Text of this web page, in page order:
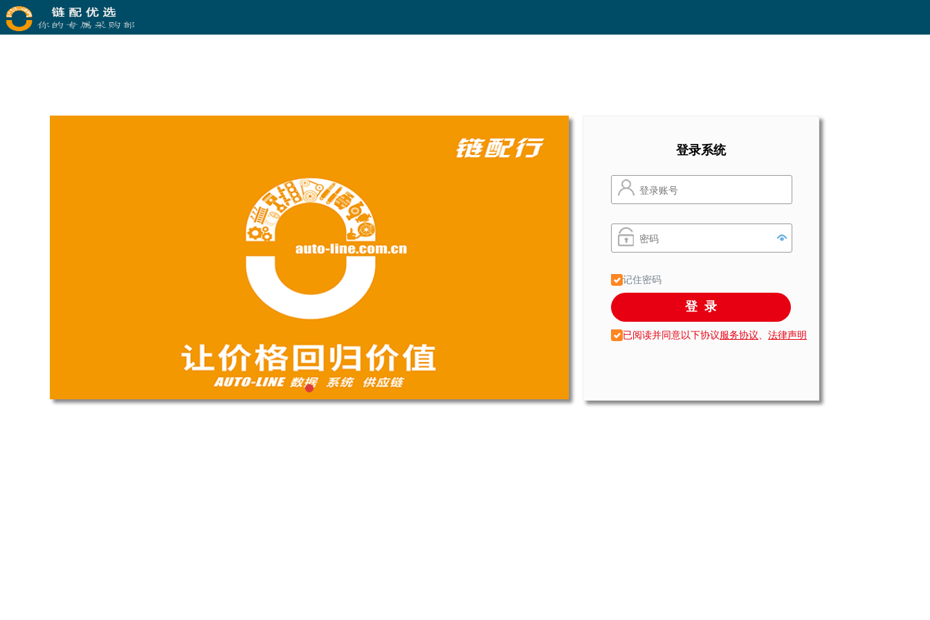
登录系统
记住密码
登录
已阅读并同意以下协议服务协议、 法律声明